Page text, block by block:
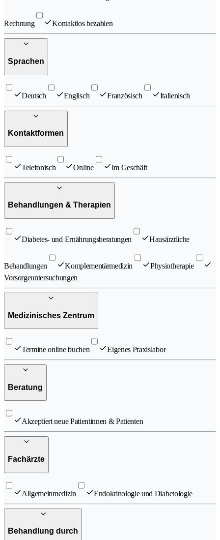
Rechnung Kontaktlos bezahlen
Sprachen
Deutsch Englisch Französisch Italienisch
Kontaktformen
Telefonisch Online Im Geschäft
Behandlungen & Therapien
Diabetes- und Ernährungsberatungen Hausärztliche
Behandlungen Komplementärmedizin
Physiotherapie
Vorsorgeuntersuchungen
Medizinisches Zentrum
Termine online buchen Eigenes Praxislabor
Beratung
Akzeptiert neue Patientinnen & Patienten
Fachärzte
Allgemeinmedizin Endokrinologie und Diabetologie
Behandlung durch